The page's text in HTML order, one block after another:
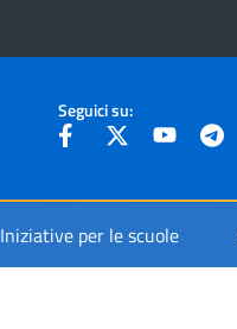
Seguici su:
Iniziative per le scuole